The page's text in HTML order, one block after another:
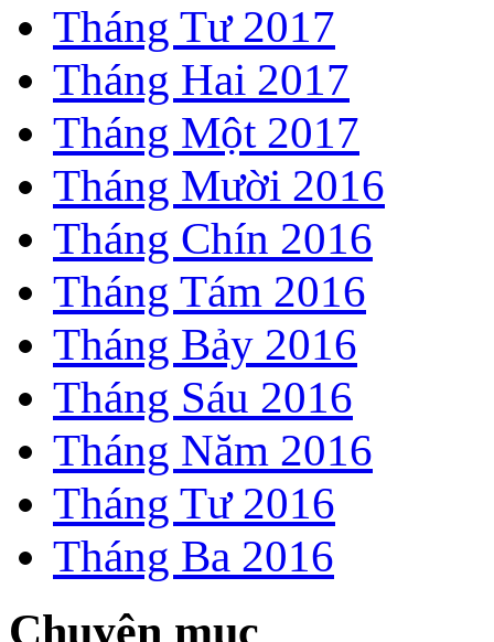
Tháng Tư 2017
Tháng Hai 2017
Tháng Một 2017
Tháng Mười 2016
Tháng Chín 2016
Tháng Tám 2016
Tháng Bảy 2016
Tháng Sáu 2016
Tháng Năm 2016
Tháng Tư 2016
Tháng Ba 2016
Chuyên mục